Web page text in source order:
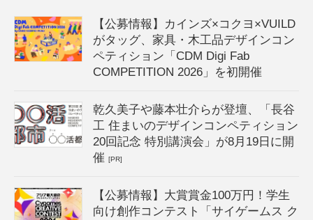
【公募情報】カインズ×コクヨ×VUILD
がタッグ、家具・木工品デザインコン
ペティション「CDM Digi Fab
COMPETITION 2026」を初開催
乾久美子や藤本壮介らが登壇、「長谷
工 住まいのデザインコンペティション
20回記念 特別講演会」が8月19日に開
催[PR]
【公募情報】大賞賞金100万円！学生
向け創作コンテスト「サイゲームス ク